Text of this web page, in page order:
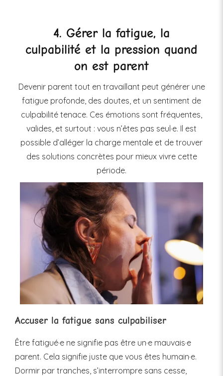
4. Gérer la fatigue, la
culpabilité et la pression quand
on est parent
Devenir parent tout en travaillant peut générer une
fatigue profonde, des doutes, et un sentiment de
culpabilité tenace. Ces émotions sont fréquentes,
valides, et surtout : vous n’êtes pas seul·e. Il est
possible d’alléger la charge mentale et de trouver
des solutions concrètes pour mieux vivre cette
période.
Accuser la fatigue sans culpabiliser
Être fatigué·e ne signifie pas être un·e mauvais·e
parent. Cela signifie juste que vous êtes humain·e.
Dormir par tranches, s’interrompre sans cesse,